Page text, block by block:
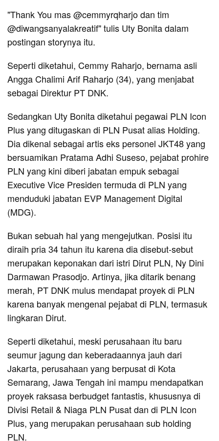
"Thank You mas @cemmyrqharjo dan tim
@diwangsanyalakreatif" tulis Uty Bonita dalam
postingan storynya itu.
Seperti diketahui, Cemmy Raharjo, bernama asli
Angga Chalimi Arif Raharjo (34), yang menjabat
sebagai Direktur PT DNK.
Sedangkan Uty Bonita diketahui pegawai PLN Icon
Plus yang ditugaskan di PLN Pusat alias Holding.
Dia dikenal sebagai artis eks personel JKT48 yang
bersuamikan Pratama Adhi Suseso, pejabat prohire
PLN yang kini diberi jabatan empuk sebagai
Executive Vice Presiden termuda di PLN yang
menduduki jabatan EVP Management Digital
(MDG).
Bukan sebuah hal yang mengejutkan. Posisi itu
diraih pria 34 tahun itu karena dia disebut-sebut
merupakan keponakan dari istri Dirut PLN, Ny Dini
Darmawan Prasodjo. Artinya, jika ditarik benang
merah, PT DNK mulus mendapat proyek di PLN
karena banyak mengenal pejabat di PLN, termasuk
lingkaran Dirut.
Seperti diketahui, meski perusahaan itu baru
seumur jagung dan keberadaannya jauh dari
Jakarta, perusahaan yang berpusat di Kota
Semarang, Jawa Tengah ini mampu mendapatkan
proyek raksasa berbudget fantastis, khususnya di
Divisi Retail & Niaga PLN Pusat dan di PLN Icon
Plus, yang merupakan perusahaan sub holding
PLN.